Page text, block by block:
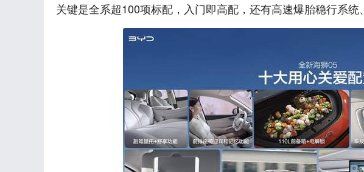
关键是全系超100项标配，入门即高配，还有高速爆胎稳行系统